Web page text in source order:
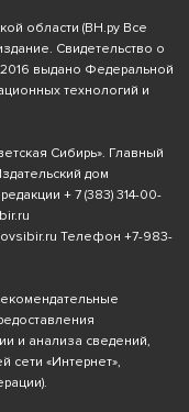
области (ВН.ру Все
Свидетельство о
выдано Федеральной
технологий и
Сибирь». Главный
дом
+ 7 (383) 314-00-
Телефон +7-983-
и анализа сведений,
сети «Интернет»,